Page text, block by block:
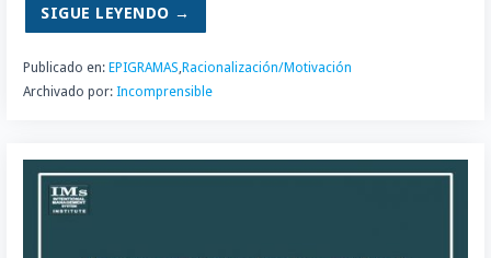
SIGUE LEYENDO →
Publicado en: EPIGRAMAS,Racionalización/Motivación
Archivado por: Incomprensible